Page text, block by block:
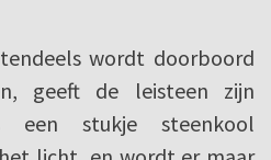
wordt doorboord
geeft de leisteen zijn
een stukje steenkool